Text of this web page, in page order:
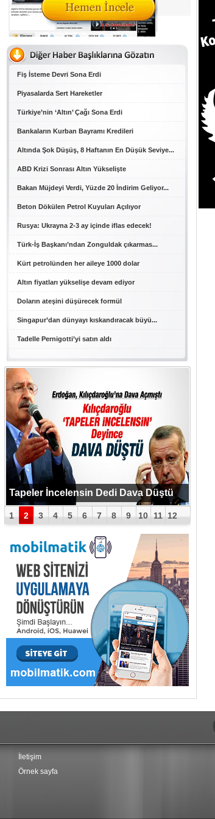
Fiş İsteme Devri Sona Erdi
Piyasalarda Sert Hareketler
Türkiye’nin ‘Altın’ Çağı Sona Erdi
Bankaların Kurban Bayramı Kredileri
Altında Şok Düşüş, 8 Haftanın En Düşük Seviye...
ABD Krizi Sonrası Altın Yükselişte
Bakan Müjdeyi Verdi, Yüzde 20 İndirim Geliyor...
Beton Dökülen Petrol Kuyuları Açılıyor
Rusya: Ukrayna 2-3 ay içinde iflas edecek!
Türk-İş Başkanı’ndan Zonguldak çıkarmas...
Kürt petrolünden her aileye 1000 dolar
Altın fiyatları yükselişe devam ediyor
Doların ateşini düşürecek formül
Singapur’dan dünyayı kıskandıracak büyü...
Tadelle Pernigotti’yi satın aldı
PUTİN BOMBAYI PATLATTI !
Tapeler İncelensin Dedi Dava Düştü
1 2 3 4 5 6 7 8 9 10 11 12
İletişim
Örnek sayfa